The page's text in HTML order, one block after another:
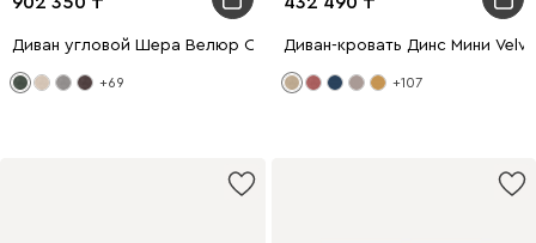
Диван угловой Шера Велюр Оливковый
+69
Диван-кровать Динс Мини
+107